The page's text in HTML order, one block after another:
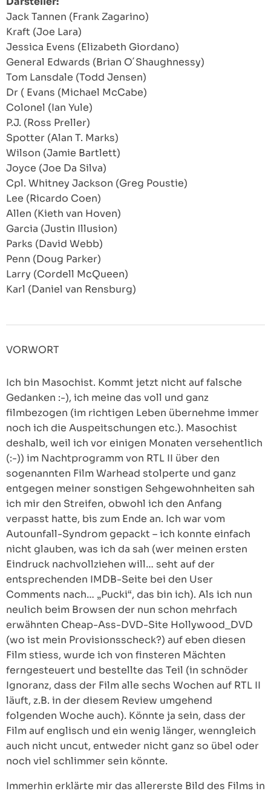
Jack Tannen (Frank Zagarino)
Kraft (Joe Lara)
Jessica Evens (Elizabeth Giordano)
General Edwards (Brian O´Shaughnessy)
Tom Lansdale (Todd Jensen)
Dr ( Evans (Michael McCabe)
Colonel (Ian Yule)
P.J. (Ross Preller)
Spotter (Alan T. Marks)
Wilson (Jamie Bartlett)
Joyce (Joe Da Silva)
Cpl. Whitney Jackson (Greg Poustie)
Lee (Ricardo Coen)
Allen (Kieth van Hoven)
Garcia (Justin Illusion)
Parks (David Webb)
Penn (Doug Parker)
Larry (Cordell McQueen)
Karl (Daniel van Rensburg)
VORWORT
Ich bin Masochist. Kommt jetzt nicht auf falsche
Gedanken :-), ich meine das voll und ganz
filmbezogen (im richtigen Leben übernehme immer
noch ich die Auspeitschungen etc.). Masochist
deshalb, weil ich vor einigen Monaten versehentlich
(:-)) im Nachtprogramm von RTL II über den
sogenannten Film Warhead stolperte und ganz
entgegen meiner sonstigen Sehgewohnheiten sah
ich mir den Streifen, obwohl ich den Anfang
verpasst hatte, bis zum Ende an. Ich war vom
Autounfall-Syndrom gepackt – ich konnte einfach
nicht glauben, was ich da sah (wer meinen ersten
Eindruck nachvollziehen will… seht auf der
entsprechenden IMDB-Seite bei den User
Comments nach… „Pucki“, das bin ich). Als ich nun
neulich beim Browsen der nun schon mehrfach
erwähnten Cheap-Ass-DVD-Site Hollywood_DVD
(wo ist mein Provisionsscheck?) auf eben diesen
Film stiess, wurde ich von finsteren Mächten
ferngesteuert und bestellte das Teil (in schnöder
Ignoranz, dass der Film alle sechs Wochen auf RTL II
läuft, z.B. in der diesem Review umgehend
folgenden Woche auch). Könnte ja sein, dass der
Film auf englisch und ein wenig länger, wenngleich
auch nicht uncut, entweder nicht ganz so übel oder
noch viel schlimmer sein könnte.
Immerhin erklärte mir das allererste Bild des Films in